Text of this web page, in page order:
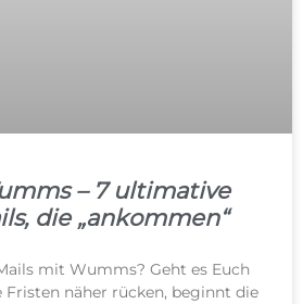
– 7 ultimative
die „ankommen“
mit Wumms? Geht es Euch
Fristen näher rücken, beginnt die